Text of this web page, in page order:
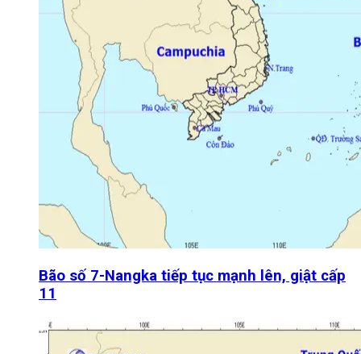
Bão số 7-Nangka tiếp tục mạnh lên, giật cấp
11